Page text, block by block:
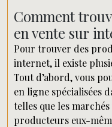
Comment
en vente sur
Pour trouver des
internet, il existe
Tout d’abord, vous
en ligne spécialisées
telles que les
producteurs eux-